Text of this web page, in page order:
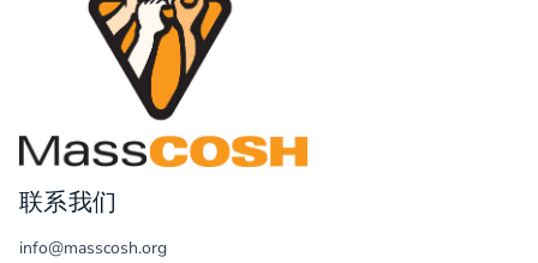
联系我们
info@masscosh.org